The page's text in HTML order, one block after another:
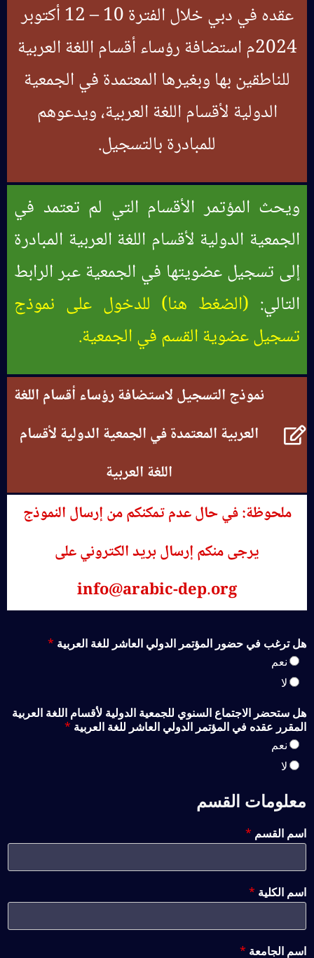
عقده في دبي خلال الفترة 10 – 12 أكتوبر
2024م استضافة رؤساء أقسام اللغة العربية
للناطقين بها وبغيرها المعتمدة في الجمعية
الدولية لأقسام اللغة العربية، ويدعوهم
للمبادرة بالتسجيل.
ويحث المؤتمر الأقسام التي لم تعتمد في
الجمعية الدولية لأقسام اللغة العربية المبادرة
إلى تسجيل عضويتها في الجمعية عبر الرابط
التالي: (الضغط هنا) للدخول على نموذج
تسجيل عضوية القسم في الجمعية.
نموذج التسجيل لاستضافة رؤساء أقسام اللغة
العربية المعتمدة في الجمعية الدولية لأقسام
اللغة العربية
ملحوظة: في حال عدم تمكنكم من إرسال النموذج
يرجى منكم إرسال بريد الكتروني على
info@arabic-dep.org
هل ترغب في حضور المؤتمر الدولي العاشر للغة العربية *
نعم
لا
هل ستحضر الاجتماع السنوي للجمعية الدولية لأقسام اللغة العربية
المقرر عقده في المؤتمر الدولي العاشر للغة العربية *
نعم
لا
معلومات القسم
اسم القسم *
اسم الكلية *
اسم الجامعة *